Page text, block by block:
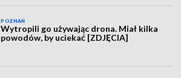
POZNAŃ
Wytropili go używając drona. Miał kilka
powodów, by uciekać [ZDJĘCIA]